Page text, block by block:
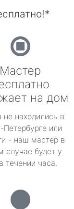
Мастер
на дом
не находились в
Петербурге или
- наш мастер в
случае будет у
течении часа.